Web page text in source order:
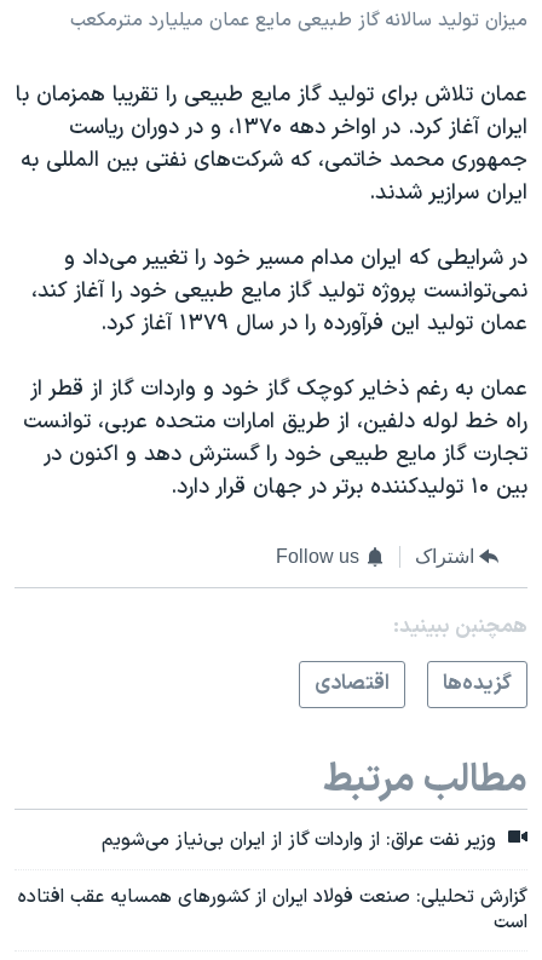
میزان تولید سالانه گاز طبیعی مایع عمان میلیارد متر‌مکعب
عمان تلاش برای تولید گاز مایع طبیعی را تقریبا همزمان با
ایران آغاز کرد. در اواخر دهه ۱۳۷۰، و در دوران ریاست
جمهوری محمد خاتمی، که شرکت‌های نفتی بین المللی به
ایران سرازیر شدند.
در شرایطی که ایران مدام مسیر خود را تغییر می‌داد و
نمی‌توانست پروژه تولید گاز مایع طبیعی خود را آغاز کند،
عمان تولید این فرآورده را در سال ۱۳۷۹ آغاز کرد.
عمان به رغم ذخایر کوچک گاز خود و واردات گاز از قطر از
راه خط لوله دلفین، از طریق امارات متحده عربی، توانست
تجارت گاز مایع طبیعی خود را گسترش دهد و اکنون در
بین ۱۰ تولیدکننده برتر در جهان قرار دارد.
اشتراک Follow us
همچنبن ببینید:
گزيده‌ها
اقتصادی
مطالب مرتبط
وزیر نفت عراق: از واردات گاز از ایران بی‌نیاز می‌شویم
گزارش تحلیلی: صنعت فولاد ایران از کشورهای همسایه عقب افتاده
است